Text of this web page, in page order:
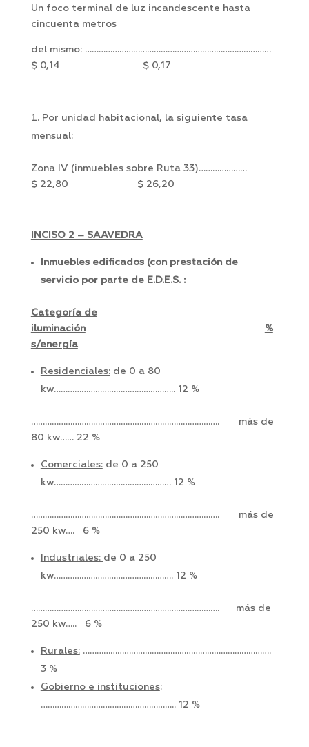
Un foco terminal de luz incandescente hasta
cincuenta metros
del mismo: ………………………………………………………………………
$ 0,14 $ 0,17
Por unidad habitacional, la siguiente tasa
mensual:
Zona IV (inmuebles sobre Ruta 33)…………………
$ 22,80 $ 26,20
INCISO 2 – SAAVEDRA
Inmuebles edificados (con prestación de
servicio por parte de E.D.E.S. :
Categoría de
iluminación
%
s/energía
Residenciales:de 0 a 80
kw…………………………………………….. 12 %
………………………………………………………………………. más de
80 kw…… 22 %
Comerciales:de 0 a 250
kw…………………………………………… 12 %
………………………………………………………………………. más de
250 kw…. 6 %
Industriales: de 0 a 250
kw……………………………………………. 12 %
………………………………………………………………………. más de
250 kw….. 6 %
Rurales:……………………………………………………………………….
3 %
Gobierno e instituciones:
………………………………………………….. 12 %